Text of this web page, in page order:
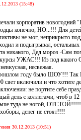
(15:48)
корпоратив новогодний
конечно, НО...!!! Для
не мог, неприкрыто
и подыгрывал,
никакого, Дед мороз -Сам
УЖАС!!! Из под какого
несвежая.
году было ШОУ!!! Так
свет включили и что хотите
не портите себе
день с коллегами, чтоб в
туда не ногой, ОТСТОЙ!!!!!
денег не стоят!!!!
30.12.2013 (10:51)